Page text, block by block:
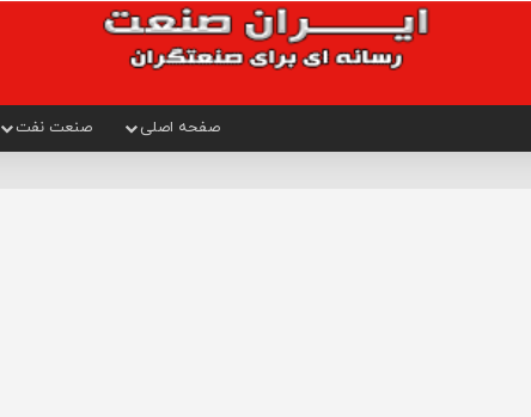
صفحه اصلی صنعت نفت